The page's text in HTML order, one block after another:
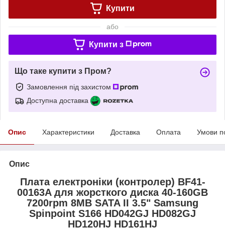
Купити
або
Купити з
Що таке купити з Пром?
Замовлення під захистом
Доступна доставка
Опис Характеристики Доставка Оплата Умови
Опис
Плата електроніки (контролер) BF41-
00163A для жорсткого диска 40-160GB
7200rpm 8MB SATA II 3.5" Samsung
Spinpoint S166 HD042GJ HD082GJ
HD120HJ HD161HJ